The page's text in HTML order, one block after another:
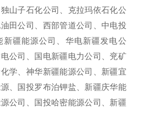
山子石化公司、克拉玛依石化公
田公司、西部管道公司、中电投
新疆能源公司、华电新疆发电公
公司、国电新疆电力公司、兖矿
学、神华新疆能源公司、新疆宜
、国投罗布泊钾盐、新疆庆华能
公司、国投哈密能源公司、新疆